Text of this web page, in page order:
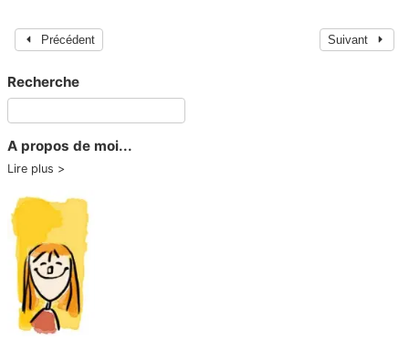
Précédent Suivant
Recherche
A propos de moi...
Lire plus